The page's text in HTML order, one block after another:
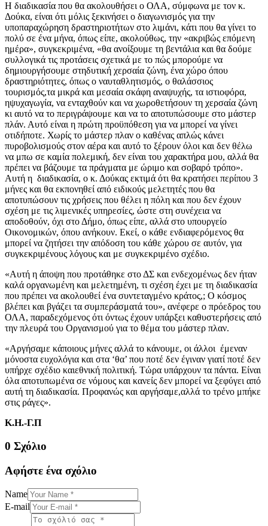
Η διαδικασία που θα ακολουθήσει ο ΟΛΑ, σύμφωνα με τον κ.
Δούκα, είναι ότι μόλις ξεκινήσει ο διαγωνισμός για την
υποπαραχώρηση δραστηριοτήτων στο λιμάνι, κάτι που θα γίνει το
πολύ σε ένα μήνα, όπως είπε, ακολούθως, την «ακριβώς επόμενη
ημέρα», συγκεκριμένα, «θα ανοίξουμε τη βεντάλια και θα δούμε
συλλογικά τις προτάσεις σχετικά με το πώς μπορούμε να
δημιουργήσουμε στηδυτική χερσαία ζώνη, ένα χώρο όπου
δραστηριότητες, όπως ο ναυταθλητισμός, ο θαλάσσιος
τουρισμός,τα μικρά και μεσαία σκάφη αναψυχής, τα ιστιοφόρα,
ηψυχαγωγία, να ενταχθούν και να χωροθετήσουν τη χερσαία ζώνη
κι αυτό να το περιγράψουμε και να το αποτυπώσουμε στο μάστερ
πλάν. Αυτό είναι η πρώτη προϋπόθεση για να μπορεί να γίνει
οτιδήποτε. Χωρίς το μάστερ πλαν ο καθένας απλώς κάνει
πυροβολισμούς στον αέρα και αυτό το ξέρουν όλοι και δεν θέλω
να μπω σε καμία πολεμική, δεν είναι του χαρακτήρα μου, αλλά θα
πρέπει να βάζουμε τα πράγματα με ώριμο και σοβαρό τρόπο».
Αυτή η διαδικασία, ο κ. Δούκας εκτιμά ότι θα κρατήσει περίπου 3
μήνες και θα εκπονηθεί από ειδικούς μελετητές που θα
αποτυπώσουν τις χρήσεις που θέλει η πόλη και που δεν έχουν
σχέση με τις λιμενικές υπηρεσίες, ώστε στη συνέχεια να
αποδοθούν, όχι στο Δήμο, όπως είπε, αλλά στο υπουργείο
Οικονομικών, όπου ανήκουν. Εκεί, ο κάθε ενδιαφερόμενος θα
μπορεί να ζητήσει την απόδοση του κάθε χώρου σε αυτόν, για
συγκεκριμένους λόγους και με συγκεκριμένο σχέδιο.
«Αυτή η άποψη που προτάθηκε στο ΔΣ και ενδεχομένως δεν ήταν
καλά οργανωμένη και μελετημένη, τι σχέση έχει με τη διαδικασία
που πρέπει να ακολουθεί ένα συντεταγμένο κράτος,; Ο κόσμος
βλέπει και βγάζει τα συμπεράσματά του», ανέφερε ο πρόεδρος του
ΟΛΑ, παραδεχόμενος ότι όντως έχουν υπάρξει καθυστερήσεις από
την πλευρά του Οργανισμού για το θέμα του μάστερ πλαν.
«Αργήσαμε κάποιους μήνες αλλά το κάνουμε, οι άλλοι έμεναν
μόνοστα ευχολόγια και στα ‘θα’ που ποτέ δεν έγιναν γιατί ποτέ δεν
υπήρχε σχέδιο καιεθνική πολιτική. Τώρα υπάρχουν τα πάντα. Είναι
όλα αποτυπωμένα σε νόμους και κανείς δεν μπορεί να ξεφύγει από
αυτή τη διαδικασία. Προφανώς και αργήσαμε,αλλά το τρένο μπήκε
στις ράγες».
Κ.Η.-Γ.Π
0 Σχόλιο
Αφήστε ένα σχόλιο
Name
E-mail